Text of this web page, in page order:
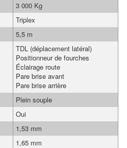
3 000 Kg
Triplex
5,5 m
TDL (déplacement latéral)
Positionneur de fourches
Éclairage route
Pare brise avant
Pare brise arrière
Plein souple
Oui
1,53 mm
1,65 mm